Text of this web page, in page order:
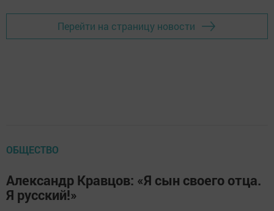
Перейти на страницу новости
ОБЩЕСТВО
Александр Кравцов: «Я сын своего отца.
Я русский!»